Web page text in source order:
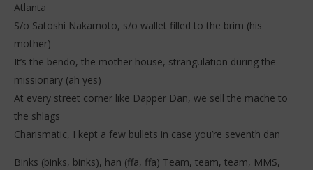
Atlanta
S/o Satoshi Nakamoto, s/o wallet filled to the brim (his
mother)
It’s the bendo, the mother house, strangulation during the
missionary (ah yes)
At every street corner like Dapper Dan, we sell the mache to
the shlags
Charismatic, I kept a few bullets in case you’re seventh dan
Binks (binks, binks), han (ffa, ffa) Team, team, team, MMS,